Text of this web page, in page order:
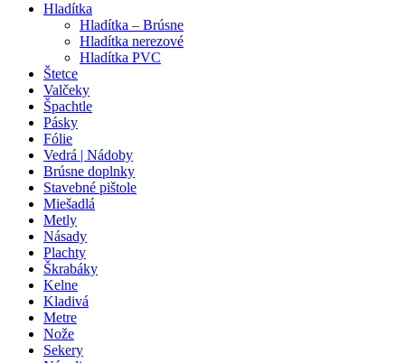
Hladítka
Hladítka – Brúsne
Hladítka nerezové
Hladítka PVC
Štetce
Valčeky
Špachtle
Pásky
Fólie
Vedrá | Nádoby
Brúsne doplnky
Stavebné pištole
Miešadlá
Metly
Násady
Plachty
Škrabáky
Kelne
Kladivá
Metre
Nože
Sekery